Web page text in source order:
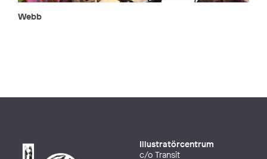
Webb
Illustratörcentrum
c/o Transit